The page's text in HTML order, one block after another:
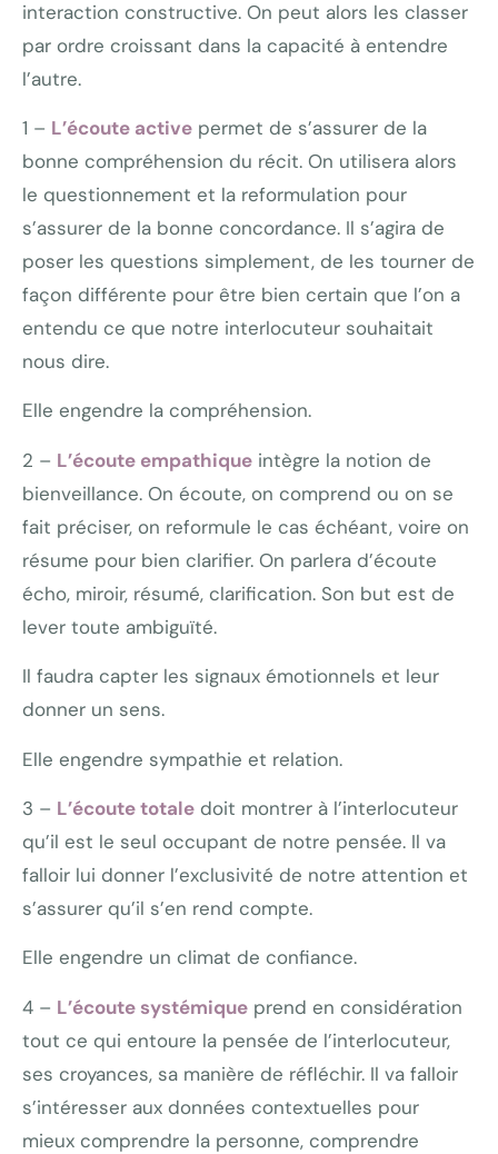
interaction constructive. On peut alors les classer
par ordre croissant dans la capacité à entendre
l’autre.
1 – L’écoute active permet de s’assurer de la
bonne compréhension du récit. On utilisera alors
le questionnement et la reformulation pour
s’assurer de la bonne concordance. Il s’agira de
poser les questions simplement, de les tourner de
façon différente pour être bien certain que l’on a
entendu ce que notre interlocuteur souhaitait
nous dire.
Elle engendre la compréhension.
2 – L’écoute empathique intègre la notion de
bienveillance. On écoute, on comprend ou on se
fait préciser, on reformule le cas échéant, voire on
résume pour bien clarifier. On parlera d’écoute
écho, miroir, résumé, clarification. Son but est de
lever toute ambiguïté.
Il faudra capter les signaux émotionnels et leur
donner un sens.
Elle engendre sympathie et relation.
3 – L’écoute totale doit montrer à l’interlocuteur
qu’il est le seul occupant de notre pensée. Il va
falloir lui donner l’exclusivité de notre attention et
s’assurer qu’il s’en rend compte.
Elle engendre un climat de confiance.
4 – L’écoute systémique prend en considération
tout ce qui entoure la pensée de l’interlocuteur,
ses croyances, sa manière de réfléchir. Il va falloir
s’intéresser aux données contextuelles pour
mieux comprendre la personne, comprendre